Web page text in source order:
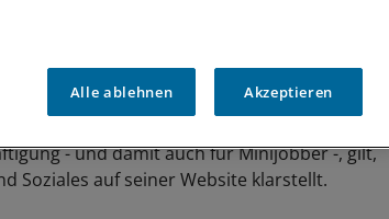
für alle Arbeitnehmer, unabhängig
- und damit auch für Minijobber -, gilt,
Soziales auf seiner Website klarstellt.
Alle ablehnen Akzeptieren